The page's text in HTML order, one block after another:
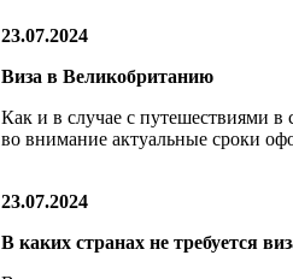
23.07.2024
Виза в Великобританию
Как и в случае с путешествиями
во внимание актуальные сроки
23.07.2024
В каких странах не требуется